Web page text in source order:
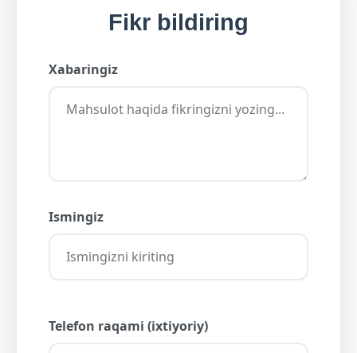
Fikr bildiring
Xabaringiz
Ismingiz
Telefon raqami (ixtiyoriy)